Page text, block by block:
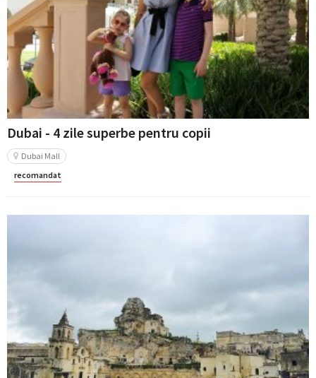
Dubai - 4 zile superbe pentru copii
Dubai Mall
recomandat